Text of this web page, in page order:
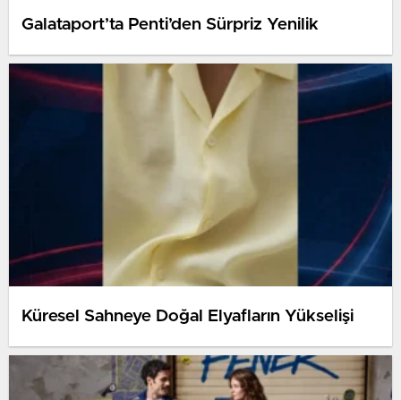
Galataport’ta Penti’den Sürpriz Yenilik
Küresel Sahneye Doğal Elyafların Yükselişi